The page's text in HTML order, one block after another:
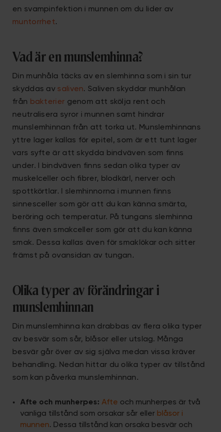
en svampinfektion i munnen om du lider av
muntorrhet.
Vad är en munslemhinna?
Din munhåla täcks av en slemhinna som i sin tur
skyddas av saliven. Saliven skyddar munhålan
från bakterier genom att skölja rent och
neutralisera syror i munnen samt hindrar
munslemhinnan från att torka ut. Munslemhinnans
yttre lager kallas för epitel, som är ett tunt lager
vars syfte är att skydda bindväven som finns
under. I bindväven finns sedan olika typer av
muskelceller och fibrer, blodkärl, nerver och
spottkörtlar. I slemhinnorna i munnen finns
sinnesceller som gör att du kan känna smärta,
beröring och temperatur. På tungans slemhinna
finns även smakceller som gör att du kan känna
smak. Dessa kallas även för smaklökar och sitter
främst på ovansidan av tungan.
Olika typer av förändringar i
munslemhinnan
Din munslemhinna kan drabbas av flera olika typer
av besvär som sår, blåsor eller utslag. Många
besvär går över av sig själva medan vissa kräver
behandling. Nedan hittar du olika typer av tillstånd
som kan påverka munslemhinnan.
Afte och munherpes: Afte och munherpes är två
vanliga tillstånd som orsakar sår eller blåsor i
munnen. Dessa tillstånd kan orsaka besvär och